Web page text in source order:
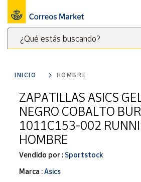
¿Qué estás buscando?
clave
para
buscar
productos
Correos
Market
Menú
Nuestro
catálogo
Alimentación
Bebidas
Ocio y cultura
Juguetes y
juegos
Libros y
INICIO HOMBRE
ZAPATILLAS ASICS
NEGRO COBALTO
1011C153-002
HOMBRE
Vendido por : Sportstock
Marca :Asics